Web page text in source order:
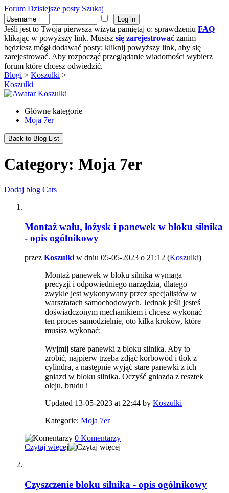
Forum Dzisiejsze posty Szukaj
Jeśli jest to Twoja pierwsza wizyta pamiętaj o: sprawdzeniu FAQ
klikając w powyższy link. Musisz się zarejestrować zanim
będziesz mógł dodawać posty: kliknij powyższy link, aby się
zarejestrować. Aby rozpocząć przeglądanie wiadomości wybierz
forum które chcesz odwiedzić.
Blogi > Koszulki >
Koszulki
Główne kategorie
Moja 7er
Back to Blog List
Category: Moja 7er
Dodaj blog Cats
Montaż wału, łożysk i panewek w bloku silnika
- opis ogólnikowy
przez Koszulki w dniu 05-05-2023 o 21:12 (Koszulki)
Montaż panewek w bloku silnika wymaga
precyzji i odpowiedniego narzędzia, dlatego
zwykle jest wykonywany przez specjalistów w
warsztatach samochodowych. Jednak jeśli jesteś
doświadczonym mechanikiem i chcesz wykonać
ten proces samodzielnie, oto kilka kroków, które
musisz wykonać:
Wyjmij stare panewki z bloku silnika. Aby to
zrobić, najpierw trzeba zdjąć korbowód i tłok z
cylindra, a następnie wyjąć stare panewki z ich
gniazd w bloku silnika. Oczyść gniazda z resztek
oleju, brudu i
Updated 13-05-2023 at 22:44 by Koszulki
Kategorie: Moja 7er
0 Komentarzy
Czytaj więcej
Czyszczenie bloku silnika - opis ogólnikowy